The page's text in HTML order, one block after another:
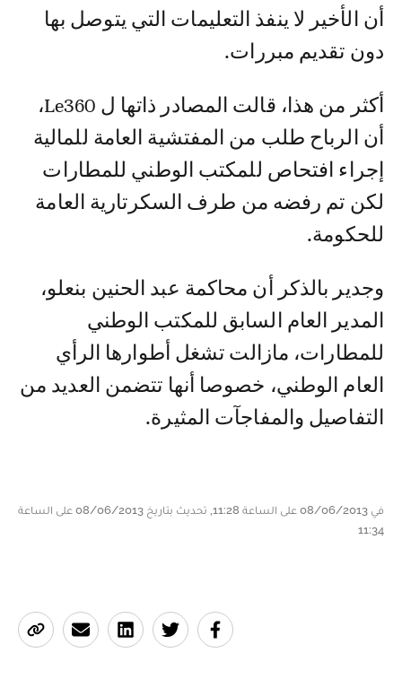
أن الأخير لا ينفذ التعليمات التي يتوصل بها
دون تقديم مبررات.
أكثر من هذا، قالت المصادر ذاتها ل Le360،
أن الرباح طلب من المفتشية العامة للمالية
إجراء افتحاص للمكتب الوطني للمطارات
لكن تم رفضه من طرف السكرتارية العامة
للحكومة.
وجدير بالذكر أن محاكمة عبد الحنين بنعلو،
المدير العام السابق للمكتب الوطني
للمطارات، مازالت تشغل أطوارها الرأي
العام الوطني، خصوصا أنها تتضمن العديد من
التفاصيل والمفاجآت المثيرة.
في 08/06/2013 على الساعة 11:28, تحديث بتاريخ 08/06/2013 على الساعة
11:34